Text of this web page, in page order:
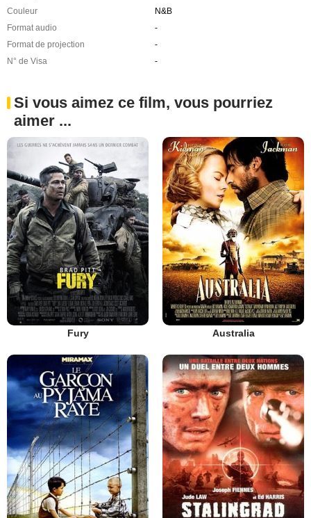
Couleur
N&B
Format audio
-
Format de projection
-
N° de Visa
-
Si vous aimez ce film, vous pourriez
aimer ...
Fury Australia